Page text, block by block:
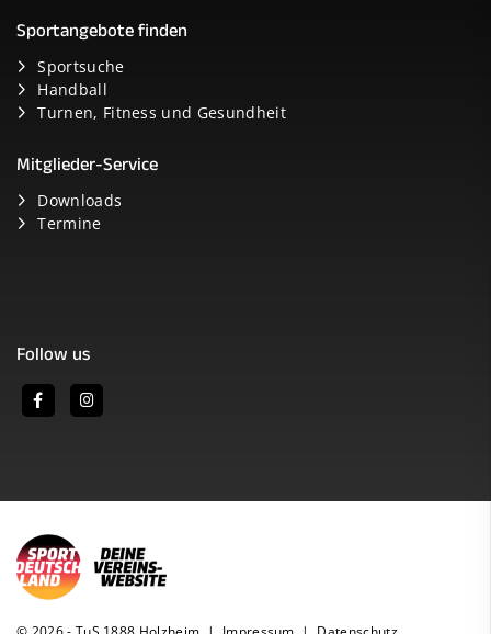
Sportangebote finden
Sportsuche
Handball
Turnen, Fitness und Gesundheit
Mitglieder-Service
Downloads
Termine
Follow us